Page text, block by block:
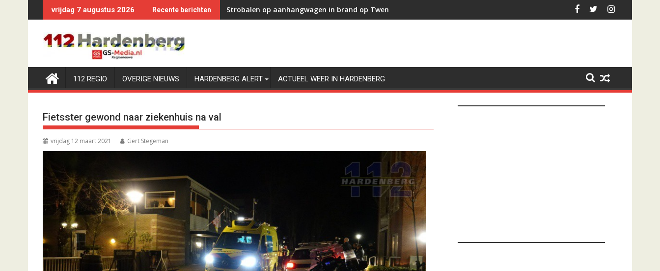
naar
inhoud
vrijdag 7 augustus 2026 Recente berichten Strobalen op aanhangwagen in brand op Twenteweg in Hardenberg
112 REGIO OVERIGE NIEUWS HARDENBERG ALERT ACTUEEL WEER IN HARDENBERG
Fietsster gewond naar ziekenhuis na val
vrijdag 12 maart 2021 Gert Stegeman